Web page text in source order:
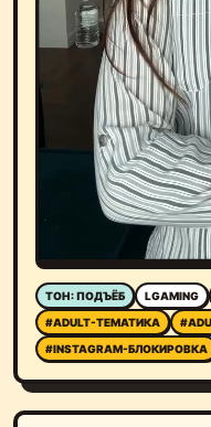
ТОН: ПОДЪЁБ LGAMING
#ADULT-ТЕМАТИКА
#INSTAGRAM-БЛОКИРОВКА